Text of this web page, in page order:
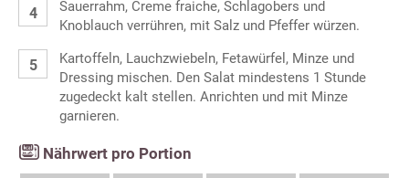
Sauerrahm, Creme fraiche, Schlagobers und
Knoblauch verrühren, mit Salz und Pfeffer würzen.
Kartoffeln, Lauchzwiebeln, Fetawürfel, Minze und
Dressing mischen. Den Salat mindestens 1 Stunde
zugedeckt kalt stellen. Anrichten und mit Minze
garnieren.
Nährwert pro Portion